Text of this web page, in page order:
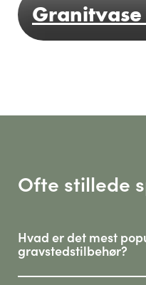
SE MERE
SE MERE
SE MERE
Ofte stillede
Hvad er det mest
gravstedstilbehør?